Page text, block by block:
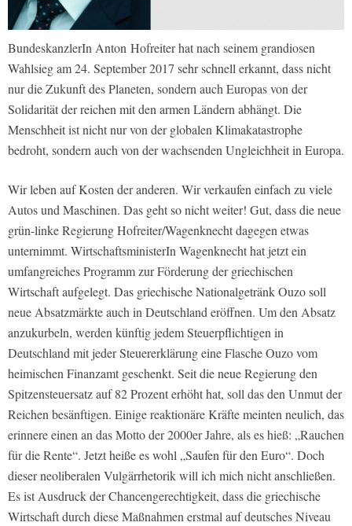
BundeskanzlerIn Anton Hofreiter hat nach seinem grandiosen
Wahlsieg am 24. September 2017 sehr schnell erkannt, dass nicht
nur die Zukunft des Planeten, sondern auch Europas von der
Solidarität der reichen mit den armen Ländern abhängt. Die
Menschheit ist nicht nur von der globalen Klimakatastrophe
bedroht, sondern auch von der wachsenden Ungleichheit in Europa.
Wir leben auf Kosten der anderen. Wir verkaufen einfach zu viele
Autos und Maschinen. Das geht so nicht weiter! Gut, dass die neue
grün-linke Regierung Hofreiter/Wagenknecht dagegen etwas
unternimmt. WirtschaftsministerIn Wagenknecht hat jetzt ein
umfangreiches Programm zur Förderung der griechischen
Wirtschaft aufgelegt. Das griechische Nationalgetränk Ouzo soll
neue Absatzmärkte auch in Deutschland eröffnen. Um den Absatz
anzukurbeln, werden künftig jedem Steuerpflichtigen in
Deutschland mit jeder Steuererklärung eine Flasche Ouzo vom
heimischen Finanzamt geschenkt. Seit die neue Regierung den
Spitzensteuersatz auf 82 Prozent erhöht hat, soll das den Unmut der
Reichen besänftigen. Einige reaktionäre Kräfte meinten neulich, das
erinnere einen an das Motto der 2000er Jahre, als es hieß: „Rauchen
für die Rente“. Jetzt heiße es wohl „Saufen für den Euro“. Doch
dieser neoliberalen Vulgärrhetorik will ich mich nicht anschließen.
Es ist Ausdruck der Chancengerechtigkeit, dass die griechische
Wirtschaft durch diese Maßnahmen erstmal auf deutsches Niveau